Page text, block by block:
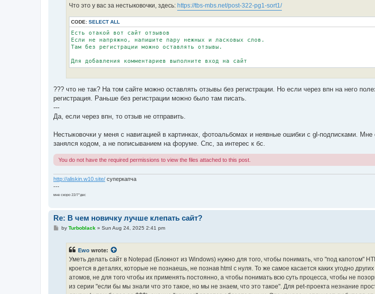
Что это у вас за нестыковочки, здесь: https://tbs-mbs.net/post-322-pg1-sort1/
CODE: SELECT ALL
Есть отакой вот сайт отзывов
Если не напряжно, напишите пару нежных и ласковых слов.
Там без регистрации можно оставлять отзывы.
Для добавления комментариев выполните вход на сайт
??? что не так? На том сайте можно оставлять отзывы без регистрации. Но если через впн на него
регистрация. Раньше без регистрации можно было там писать.
---
Да, если через впн, то отзыв не отправить.
Нестыковочки у меня с навигацией в картинках, фотоальбомах и неявные ошибки с gl-подписками.
занялся кодом, а не пописыванием на форуме. Спс, за интерес к бс.
You do not have the required permissions to view the files attached to this post.
http://aliskin.w10.site/ суперкапча
---
мне скоро 22/7*дес
Re: В чем новичку лучше клепать сайт?
Pby Turboblack» Sun Aug 24, 2025 2:41 pm
Ewo wrote:
Уметь делать сайт в Notepad (Блокнот из Windows) нужно для того, чтобы понимать, что "под капотом"
кроется в деталях, которые не познаешь, не познав html с нуля. То же самое касается каких угодно
атомов, не для того чтобы их применять постоянно, а чтобы понимать всю суть процесса, чтобы не
из серии "если бы мы знали что это такое, но мы не знаем, что это такое". Для pet-проекта незнание